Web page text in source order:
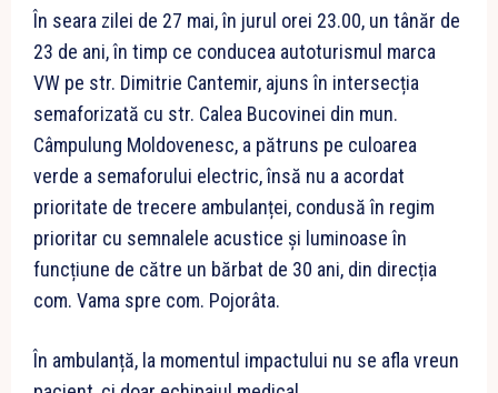
În seara zilei de 27 mai, în jurul orei 23.00, un tânăr de
23 de ani, în timp ce conducea autoturismul marca
VW pe str. Dimitrie Cantemir, ajuns în intersecția
semaforizată cu str. Calea Bucovinei din mun.
Câmpulung Moldovenesc, a pătruns pe culoarea
verde a semaforului electric, însă nu a acordat
prioritate de trecere ambulanței, condusă în regim
prioritar cu semnalele acustice și luminoase în
funcțiune de către un bărbat de 30 ani, din direcția
com. Vama spre com. Pojorâta.
În ambulanță, la momentul impactului nu se afla vreun